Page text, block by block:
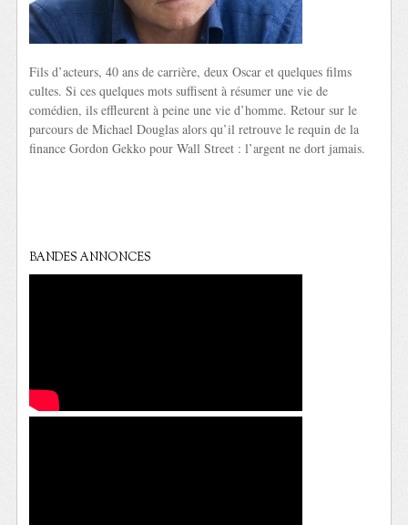
Fils d’acteurs, 40 ans de carrière, deux Oscar et quelques films
cultes. Si ces quelques mots suffisent à résumer une vie de
comédien, ils effleurent à peine une vie d’homme. Retour sur le
parcours de Michael Douglas alors qu’il retrouve le requin de la
finance Gordon Gekko pour Wall Street : l’argent ne dort jamais.
BANDES ANNONCES